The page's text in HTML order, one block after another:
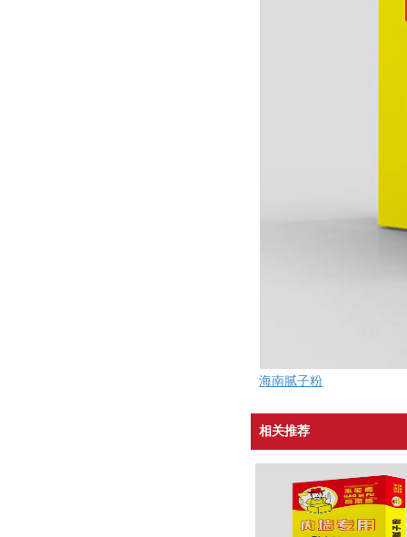
海南腻子粉
相关推荐